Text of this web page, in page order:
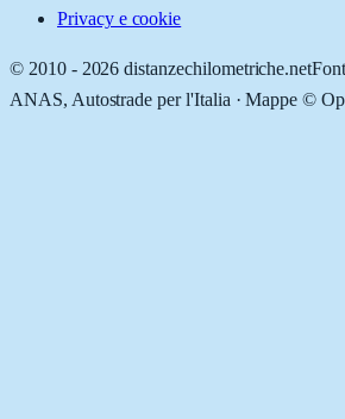
Privacy e cookie
© 2010 - 2026 distanzechilometriche.net
ANAS, Autostrade per l'Italia · Mappe ©